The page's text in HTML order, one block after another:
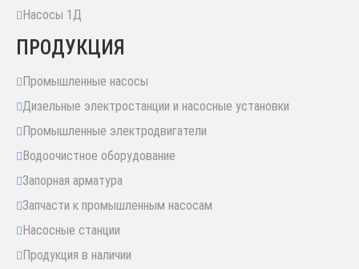
Насосы 1Д
ПРОДУКЦИЯ
Промышленные насосы
Дизельные электростанции и насосные установки
Промышленные электродвигатели
Водоочистное оборудование
Запорная арматура
Запчасти к промышленным насосам
Насосные станции
Продукция в наличии